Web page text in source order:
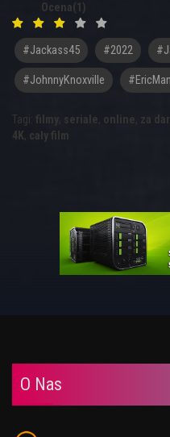
Ocena(1)
#jackass45 #2022
#JohnnyKnoxville
Tagi: filmy, seriale, online, za
4K, cały film
O Nas